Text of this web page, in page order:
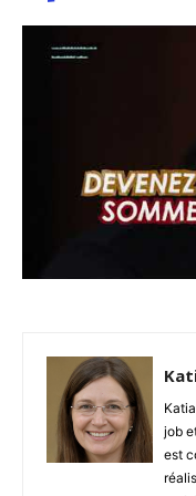
job
est